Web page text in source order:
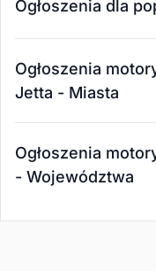
Ogłoszenia dla
Ogłoszenia
Jetta - Miasta
Ogłoszenia
- Województwa